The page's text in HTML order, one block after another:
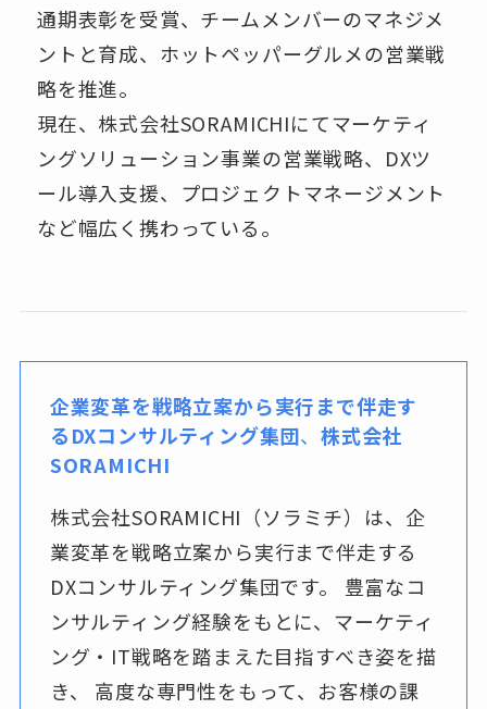
通期表彰を受賞、チームメンバーのマネジメ
ントと育成、ホットペッパーグルメの営業戦
略を推進。
現在、株式会社SORAMICHIにてマーケティ
ングソリューション事業の営業戦略、DXツ
ール導入支援、プロジェクトマネージメント
など幅広く携わっている。
企業変革を戦略立案から実行まで伴走す
るDXコンサルティング集団、株式会社
SORAMICHI
株式会社SORAMICHI（ソラミチ）は、企
業変革を戦略立案から実行まで伴走する
DXコンサルティング集団です。 豊富なコ
ンサルティング経験をもとに、マーケティ
ング・IT戦略を踏まえた目指すべき姿を描
き、 高度な専門性をもって、お客様の課